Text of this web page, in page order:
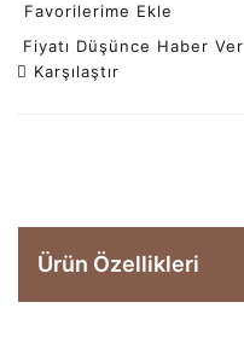
Favorilerime Ekle
Fiyatı Düşünce Haber Ver
Karşılaştır
Ürün Özellikleri